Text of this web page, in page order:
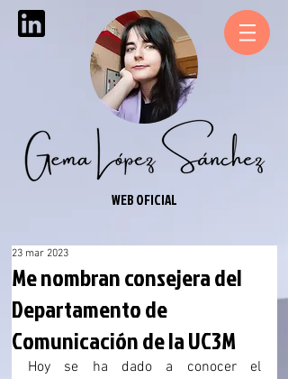
WEB OFICIAL
Me nombran consejera del
Departamento de
Comunicación de la UC3M
23 mar 2023
Hoy se ha dado a conocer el